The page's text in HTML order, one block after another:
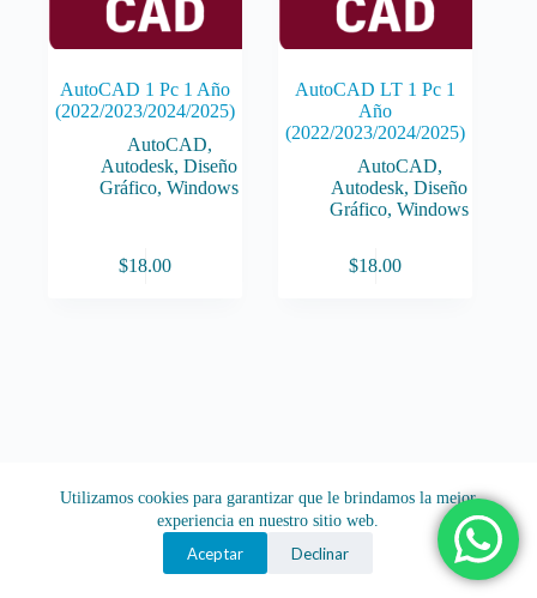
Utilizamos cookies para garantizar que le brindamos la mejor
experiencia en nuestro sitio web.
Aceptar Declinar
AutoCAD 1 Pc 1 Año
(2022/2023/2024/2025)
AutoCAD,
Autodesk,Diseño
Gráfico,Windows
$18.00
AutoCAD LT 1 Pc 1
Año
(2022/2023/2024/2025)
AutoCAD,
Autodesk,Diseño
Gráfico,Windows
$18.00